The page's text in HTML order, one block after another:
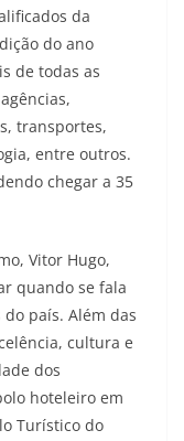
da
do ano
de todas as
transportes,
entre outros.
chegar a 35
Vitor Hugo,
quando se fala
país. Além das
cultura e
dos
hoteleiro em
Turístico do